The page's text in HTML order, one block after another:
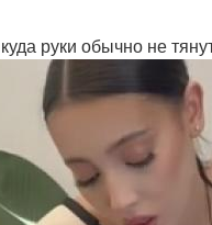
руки обычно не